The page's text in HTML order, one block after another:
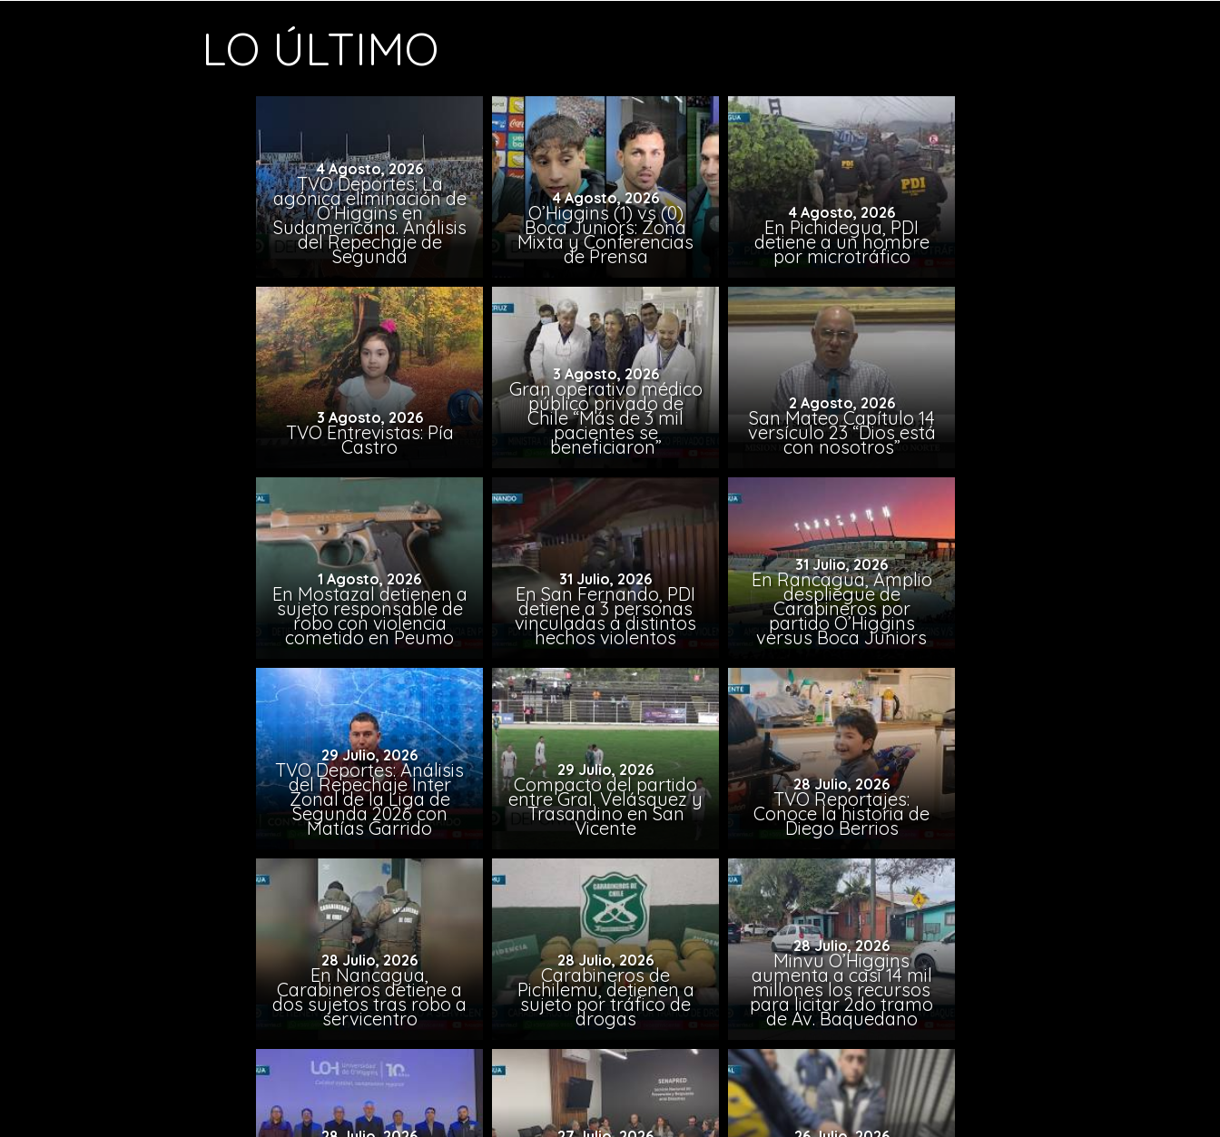
LO ÚLTIMO
4 Agosto, 2026
TVO Deportes: La
agónica eliminación de
O’Higgins en
Sudamericana. Análisis
del Repechaje de
Segunda
4 Agosto, 2026
O’Higgins (1) vs (0)
Boca Juniors: Zona
Mixta y Conferencias
de Prensa
4 Agosto, 2026
En Pichidegua, PDI
detiene a un hombre
por microtráfico
3 Agosto, 2026
TVO Entrevistas: Pía
Castro
3 Agosto, 2026
Gran operativo médico
público privado de
Chile “Más de 3 mil
pacientes se
beneficiaron”
2 Agosto, 2026
San Mateo Capítulo 14
versículo 23 “Dios está
con nosotros”
1 Agosto, 2026
En Mostazal detienen a
sujeto responsable de
robo con violencia
cometido en Peumo
31 Julio, 2026
En San Fernando, PDI
detiene a 3 personas
vinculadas a distintos
hechos violentos
31 Julio, 2026
En Rancagua, Amplio
despliegue de
Carabineros por
partido O’Higgins
versus Boca Juniors
29 Julio, 2026
TVO Deportes: Análisis
del Repechaje Inter
Zonal de la Liga de
Segunda 2026 con
Matías Garrido
29 Julio, 2026
Compacto del partido
entre Gral. Velásquez y
Trasandino en San
Vicente
28 Julio, 2026
TVO Reportajes:
Conoce la historia de
Diego Berrios
28 Julio, 2026
En Nancagua,
Carabineros detiene a
dos sujetos tras robo a
servicentro
28 Julio, 2026
Carabineros de
Pichilemu, detienen a
sujeto por tráfico de
drogas
28 Julio, 2026
Minvu O’Higgins
aumenta a casi 14 mil
millones los recursos
para licitar 2do tramo
de Av. Baquedano